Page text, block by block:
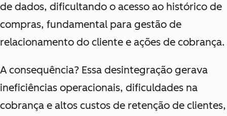
de dados, dificultando o acesso ao histórico de
compras, fundamental para gestão de
relacionamento do cliente e ações de cobrança.
A consequência? Essa desintegração gerava
ineficiências operacionais, dificuldades na
cobrança e altos custos de retenção de clientes,